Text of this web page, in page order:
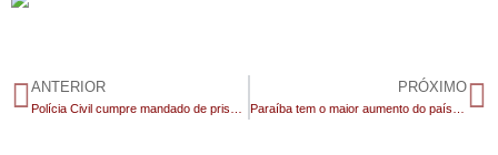
ANTERIOR PRÓXIMO